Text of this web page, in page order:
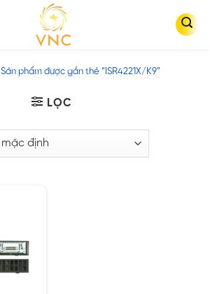
Sản phẩm được gắn thẻ “ISR4221X/K9”
LỌC